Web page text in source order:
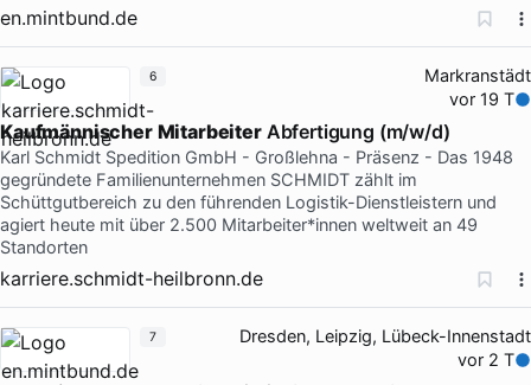
en.mintbund.de
Markranstädt
vor 19 T
Kaufmännischer MitarbeiterAbfertigung (m/w/d)
Karl Schmidt Spedition GmbH - Großlehna - Präsenz - Das 1948
gegründete Familienunternehmen SCHMIDT zählt im
Schüttgutbereich zu den führenden Logistik-Dienstleistern und
agiert heute mit über 2.500 Mitarbeiter*innen weltweit an 49
Standorten
karriere.schmidt-heilbronn.de
6
Dresden, Leipzig, Lübeck-Innenstadt
vor 2 T
7